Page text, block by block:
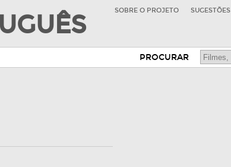
SOBRE O PROJETO SUGESTÕES
PROCURAR